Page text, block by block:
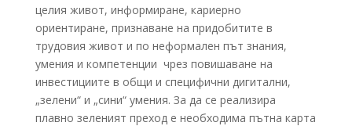
целия живот, информиране, кариерно
ориентиране, признаване на придобитите в
трудовия живот и по неформален път знания,
умения и компетенции чрез повишаване на
инвестициите в общи и специфични дигитални,
„зелени“ и „сини“ умения. За да се реализира
плавно зеленият преход е необходима пътна карта